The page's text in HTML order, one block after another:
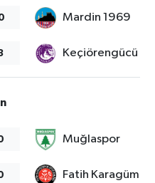
Mardin 1969
Keçiörengücü
Muğlaspor
Fatih Karagümrük